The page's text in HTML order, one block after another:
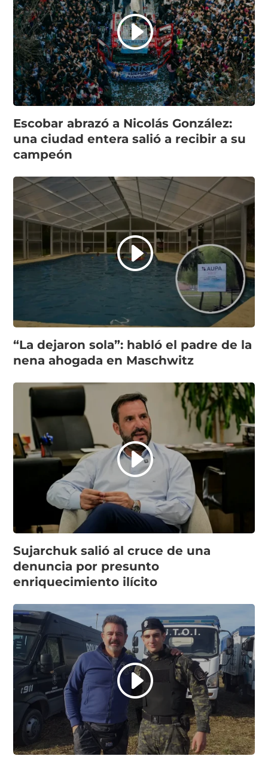
Escobar abrazó a Nicolás González:
una ciudad entera salió a recibir a su
campeón
“La dejaron sola”: habló el padre de la
nena ahogada en Maschwitz
Sujarchuk salió al cruce de una
denuncia por presunto
enriquecimiento ilícito